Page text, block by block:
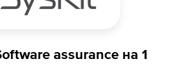
assurance на 1